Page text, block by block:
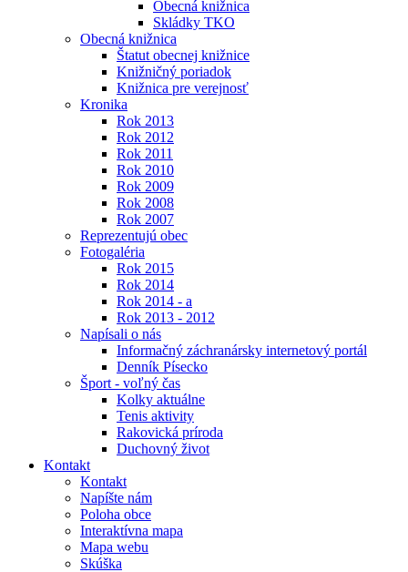
Obecná knižnica
Skládky TKO
Obecná knižnica
Štatut obecnej knižnice
Knižničný poriadok
Knižnica pre verejnosť
Kronika
Rok 2013
Rok 2012
Rok 2011
Rok 2010
Rok 2009
Rok 2008
Rok 2007
Reprezentujú obec
Fotogaléria
Rok 2015
Rok 2014
Rok 2014 - a
Rok 2013 - 2012
Napísali o nás
Informačný záchranársky internetový portál
Denník Písecko
Šport - voľný čas
Kolky aktuálne
Tenis aktivity
Rakovická príroda
Duchovný život
Kontakt
Kontakt
Napíšte nám
Poloha obce
Interaktívna mapa
Mapa webu
Skúška